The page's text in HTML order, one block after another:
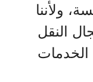
ولأننا
النقل
الخدمات